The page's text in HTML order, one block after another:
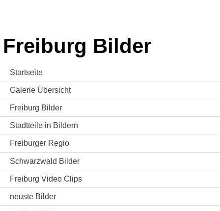
Freiburg Bilder
Startseite
Galerie Übersicht
Freiburg Bilder
Stadtteile in Bildern
Freiburger Regio
Schwarzwald Bilder
Freiburg Video Clips
neuste Bilder